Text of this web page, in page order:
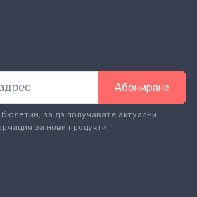
Абониране
за да получавате актуални
за нови продукти.